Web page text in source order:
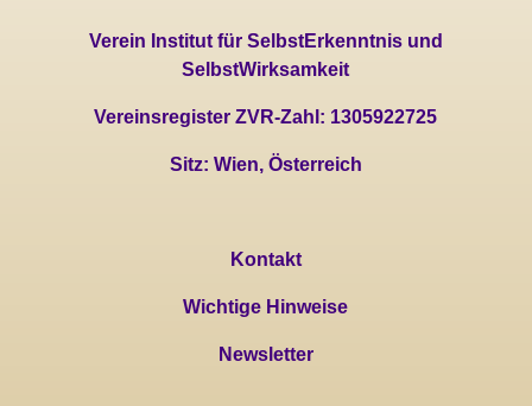
Verein Institut für SelbstErkenntnis und
SelbstWirksamkeit
Vereinsregister ZVR-Zahl: 1305922725
Sitz: Wien, Österreich
Kontakt
Wichtige Hinweise
Newsletter